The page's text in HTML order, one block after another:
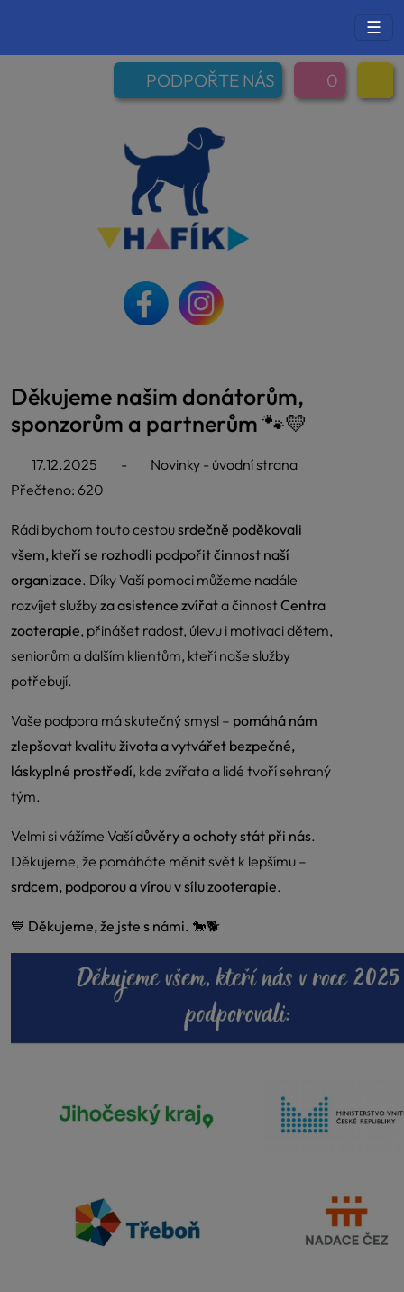
☰
PODPOŘTE NÁS 0
Děkujeme našim donátorům,
sponzorům a partnerům 🐾💛
17.12.2025 -
Novinky - úvodní strana
Přečteno: 620
Rádi bychom touto cestousrdečně poděkovali
všem, kteří se rozhodli podpořit činnost naší
organizace. Díky Vaší pomoci můžeme nadále
rozvíjet službyza asistence zvířata činnost Centra
zooterapie, přinášet radost, úlevu i motivaci dětem,
seniorům a dalším klientům, kteří naše služby
potřebují.
Vaše podpora má skutečný smysl – pomáhá nám
zlepšovat kvalitu života a vytvářet bezpečné,
láskyplné prostředí, kde zvířata a lidé tvoří sehraný
tým.
Velmi si vážíme Vašídůvěry a ochoty stát při nás.
Děkujeme, že pomáháte měnit svět k lepšímu –
srdcem, podporou a vírou v sílu zooterapie.
💙 Děkujeme, že jste s námi. 🐎🐕